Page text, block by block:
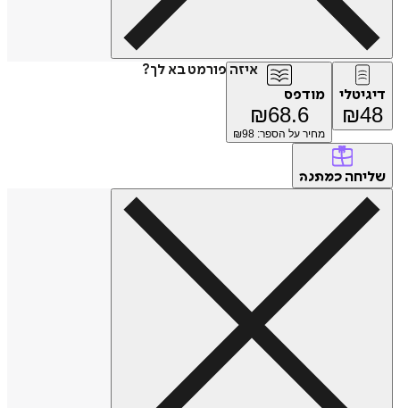
איזה פורמט בא לך?
₪
מודפס
₪68.6
מחיר על הספר: ₪98
כמתנה